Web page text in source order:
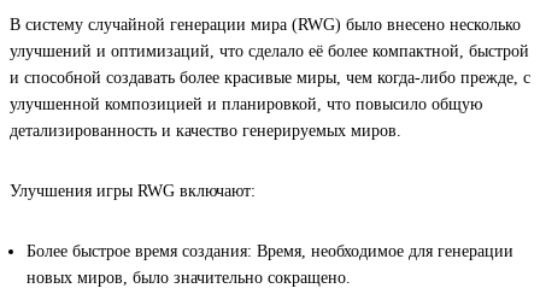
В систему случайной генерации мира (RWG) было внесено несколько
улучшений и оптимизаций, что сделало её более компактной, быстрой
и способной создавать более красивые миры, чем когда-либо прежде, с
улучшенной композицией и планировкой, что повысило общую
детализированность и качество генерируемых миров.
Улучшения игры RWG включают:
Более быстрое время создания: Время, необходимое для генерации
новых миров, было значительно сокращено.